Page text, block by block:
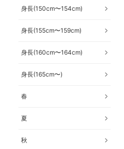
身長(150cm〜154cm)
身長(155cm〜159cm)
身長(160cm〜164cm)
身長(165cm〜)
春
夏
秋